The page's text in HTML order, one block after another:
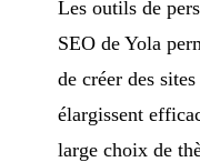
Les outils de
SEO de Yola
de créer des
élargissent
large choix de